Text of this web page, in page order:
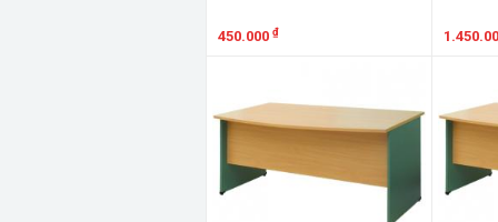
450.000 ₫